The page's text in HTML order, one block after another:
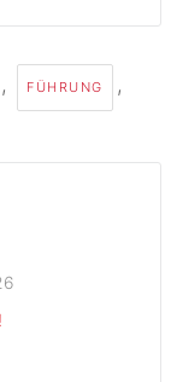
, FÜHRUNG ,